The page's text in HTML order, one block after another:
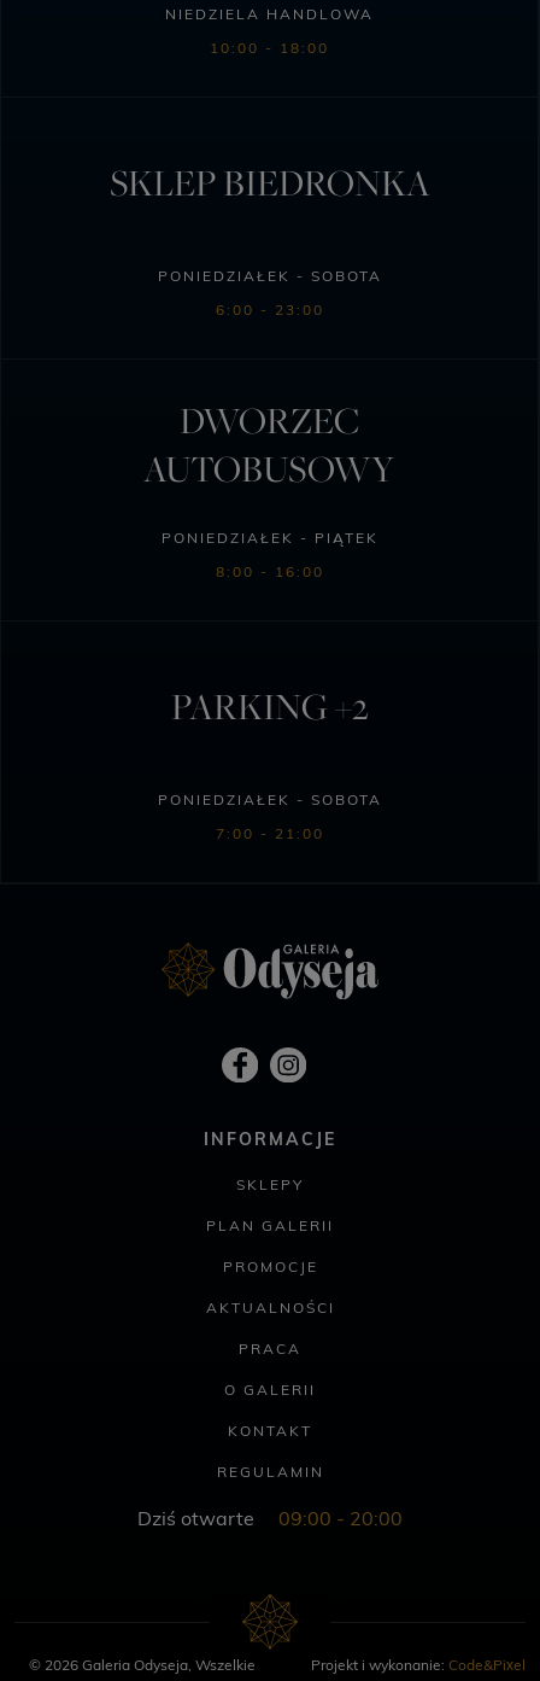
NIEDZIELA HANDLOWA
10:00 - 18:00
SKLEP BIEDRONKA
PONIEDZIAŁEK - SOBOTA
6:00 - 23:00
DWORZEC
AUTOBUSOWY
PONIEDZIAŁEK - PIĄTEK
8:00 - 16:00
PARKING +2
PONIEDZIAŁEK - SOBOTA
7:00 - 21:00
INFORMACJE
SKLEPY
PLAN GALERII
PROMOCJE
AKTUALNOŚCI
PRACA
O GALERII
KONTAKT
REGULAMIN
Dziś otwarte 09:00 - 20:00
© 2026 Galeria Odyseja, Wszelkie Projekt i wykonanie: Code&Pixel